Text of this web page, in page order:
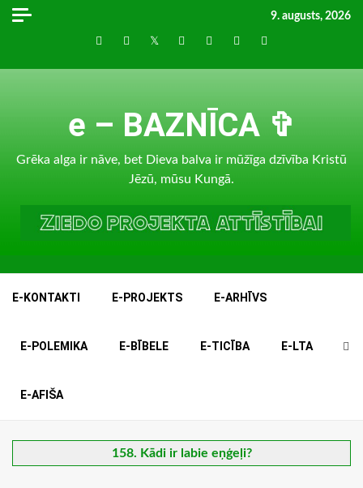
Skip
9. augusts, 2026
Draugiem
Facebook
TwitterInstagram
LinkedInwhatsapp
RSS
e – BAZNĪCA ✞
Grēka alga ir nāve, bet Dieva balva ir mūžīga dzīvība Kristū
Jēzū, mūsu Kungā.
E-KONTAKTI E-PROJEKTS E-ARHĪVS
E-POLEMIKA E-BĪBELE E-TICĪBA E-LTA
E-AFIŠA
158. Kādi ir labie eņģeļi?